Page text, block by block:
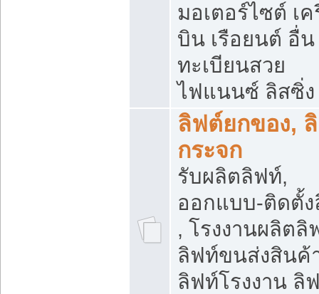
มอเตอร์ไซต์ เค
บิน เรือยนต์ อื่น
ทะเบียนสวย
ไฟแนนซ์ ลิสซิ่ง
ลิฟต์ยกของ,
กระจก
รับผลิตลิฟท์,
ออกแบบ-ติดตั้
, โรงงานผลิตลิ
ลิฟท์ขนส่งสินค้
ลิฟท์โรงงาน ลิ